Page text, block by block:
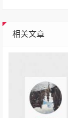
相关文章